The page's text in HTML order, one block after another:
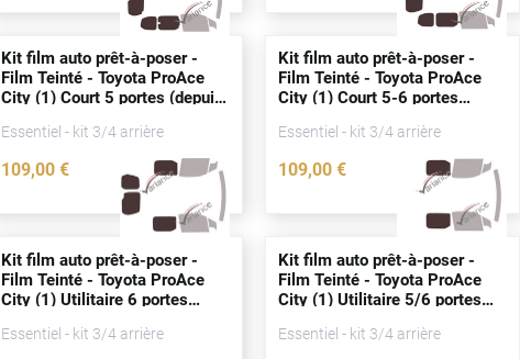
Kit film auto prêt-à-poser -
Film Teinté - Toyota ProAce
City (1) Court 5portes (depuis
Essentiel - kit 3/4 arrière
109,00 €
5226-TOY
Kit film auto prêt-à-poser -
Film Teinté - Toyota ProAce
City (1) Court 5-6portes
Essentiel - kit 3/4 arrière
109,00 €
4658-TOY
Kit film auto prêt-à-poser -
Film Teinté - Toyota ProAce
City (1) Utilitaire 6portes
Essentiel - kit 3/4 arrière
Kit film auto prêt-à-poser -
Film Teinté - Toyota ProAce
City (1) Utilitaire 5/6portes
Essentiel - kit 3/4 arrière